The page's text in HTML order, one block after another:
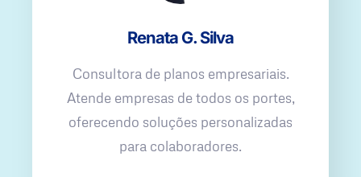
Renata G. Silva
Consultora de planos empresariais.
Atende empresas de todos os portes,
oferecendo soluções personalizadas
para colaboradores.